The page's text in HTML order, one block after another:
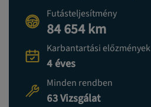
Futásteljesítmény
84 654 km
Karbantartási előzmények
4 éves
Minden rendben
63 Vizsgálat